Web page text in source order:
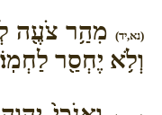
(נא,יד) מִהַ֥ר צֹעֶ֖ה
וְלֹ֥א יֶחְסַ֖ר לַחְמֽוֹ׃